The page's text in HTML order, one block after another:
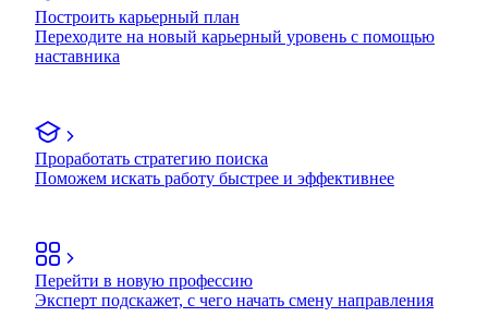
Построить карьерный план
Переходите на новый карьерный уровень с помощью
наставника
Проработать стратегию поиска
Поможем искать работу быстрее и эффективнее
Перейти в новую профессию
Эксперт подскажет, с чего начать смену направления